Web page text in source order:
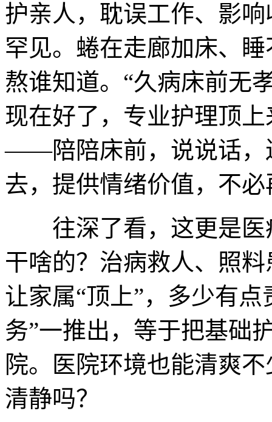
护亲人，耽误工作、影
罕见。蜷在走廊加床、
熬谁知道。“久病床前无
现在好了，专业护理顶
——陪陪床前，说说话，
去，提供情绪价值，不
往深了看，这更是医
干啥的？治病救人、照
让家属“顶上”，多少有
务”一推出，等于把基础
院。医院环境也能清爽
清静吗？